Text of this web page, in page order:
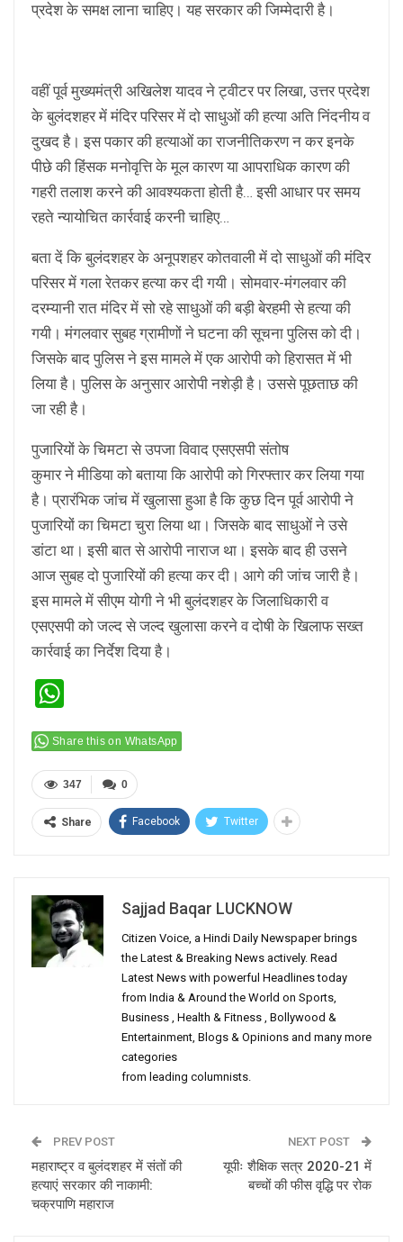
प्रदेश के समक्ष लाना चाहिए। यह सरकार की जिम्मेदारी है।
वहीं पूर्व मुख्यमंत्री अखिलेश यादव ने ट्वीटर पर लिखा, उत्तर प्रदेश
के बुलंदशहर में मंदिर परिसर में दो साधुओं की हत्या अति निंदनीय व
दुखद है। इस पकार की हत्याओं का राजनीतिकरण न कर इनके
पीछे की हिंसक मनोवृत्ति के मूल कारण या आपराधिक कारण की
गहरी तलाश करने की आवश्यकता होती है… इसी आधार पर समय
रहते न्यायोचित कार्रवाई करनी चाहिए…
बता दें कि बुलंदशहर के अनूपशहर कोतवाली में दो साधुओं की मंदिर
परिसर में गला रेतकर हत्या कर दी गयी। सोमवार-मंगलवार की
दरम्यानी रात मंदिर में सो रहे साधुओं की बड़ी बेरहमी से हत्या की
गयी। मंगलवार सुबह ग्रामीणों ने घटना की सूचना पुलिस को दी।
जिसके बाद पुलिस ने इस मामले में एक आरोपी को हिरासत में भी
लिया है। पुलिस के अनुसार आरोपी नशेड़ी है। उससे पूछताछ की
जा रही है।
पुजारियों के चिमटा से उपजा विवाद एसएसपी संतोष
कुमार ने मीडिया को बताया कि आरोपी को गिरफ्तार कर लिया गया
है। प्रारंभिक जांच में खुलासा हुआ है कि कुछ दिन पूर्व आरोपी ने
पुजारियों का चिमटा चुरा लिया था। जिसके बाद साधुओं ने उसे
डांटा था। इसी बात से आरोपी नाराज था। इसके बाद ही उसने
आज सुबह दो पुजारियों की हत्या कर दी। आगे की जांच जारी है।
इस मामले में सीएम योगी ने भी बुलंदशहर के जिलाधिकारी व
एसएसपी को जल्द से जल्द खुलासा करने व दोषी के खिलाफ सख्त
कार्रवाई का निर्देश दिया है।
Share this on WhatsApp
0
347
Share Facebook Twitter
Sajjad Baqar LUCKNOW
Citizen Voice, a Hindi Daily Newspaper brings
the Latest & Breaking News actively. Read
Latest News with powerful Headlines today
from India & Around the World on Sports,
Business , Health & Fitness , Bollywood &
Entertainment, Blogs & Opinions and many more
categories
from leading columnists.
PREV POST
महाराष्ट्र व बुलंदशहर में संतों की
हत्याएं सरकार की नाकामी:
चक्रपाणि महाराज
NEXT POST
यूपीः शैक्षिक सत्र 2020-21 में
बच्चों की फीस वृद्धि पर रोक